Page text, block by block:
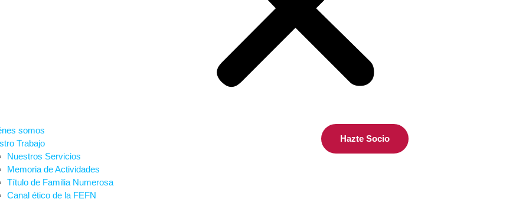
somos
Trabajo
Nuestros Servicios
Memoria de Actividades
Título de Familia Numerosa
Canal ético de la FEFN
Hazte Socio